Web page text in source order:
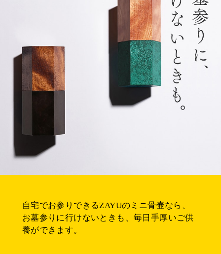
自宅でお参りできるZAYUのミニ骨壷なら、
お墓参りに行けないときも、毎日手厚いご供
養ができます。